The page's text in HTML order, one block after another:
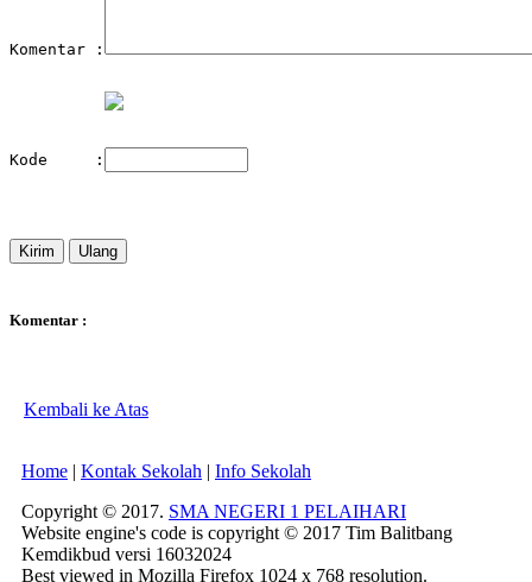
Komentar :
Kode     :
Komentar :
Kembali ke Atas
Home | Kontak Sekolah | Info Sekolah
Copyright © 2017. SMA NEGERI 1 PELAIHARI
Website engine's code is copyright © 2017 Tim Balitbang
Kemdikbud versi 16032024
Best viewed in Mozilla Firefox 1024 x 768 resolution.